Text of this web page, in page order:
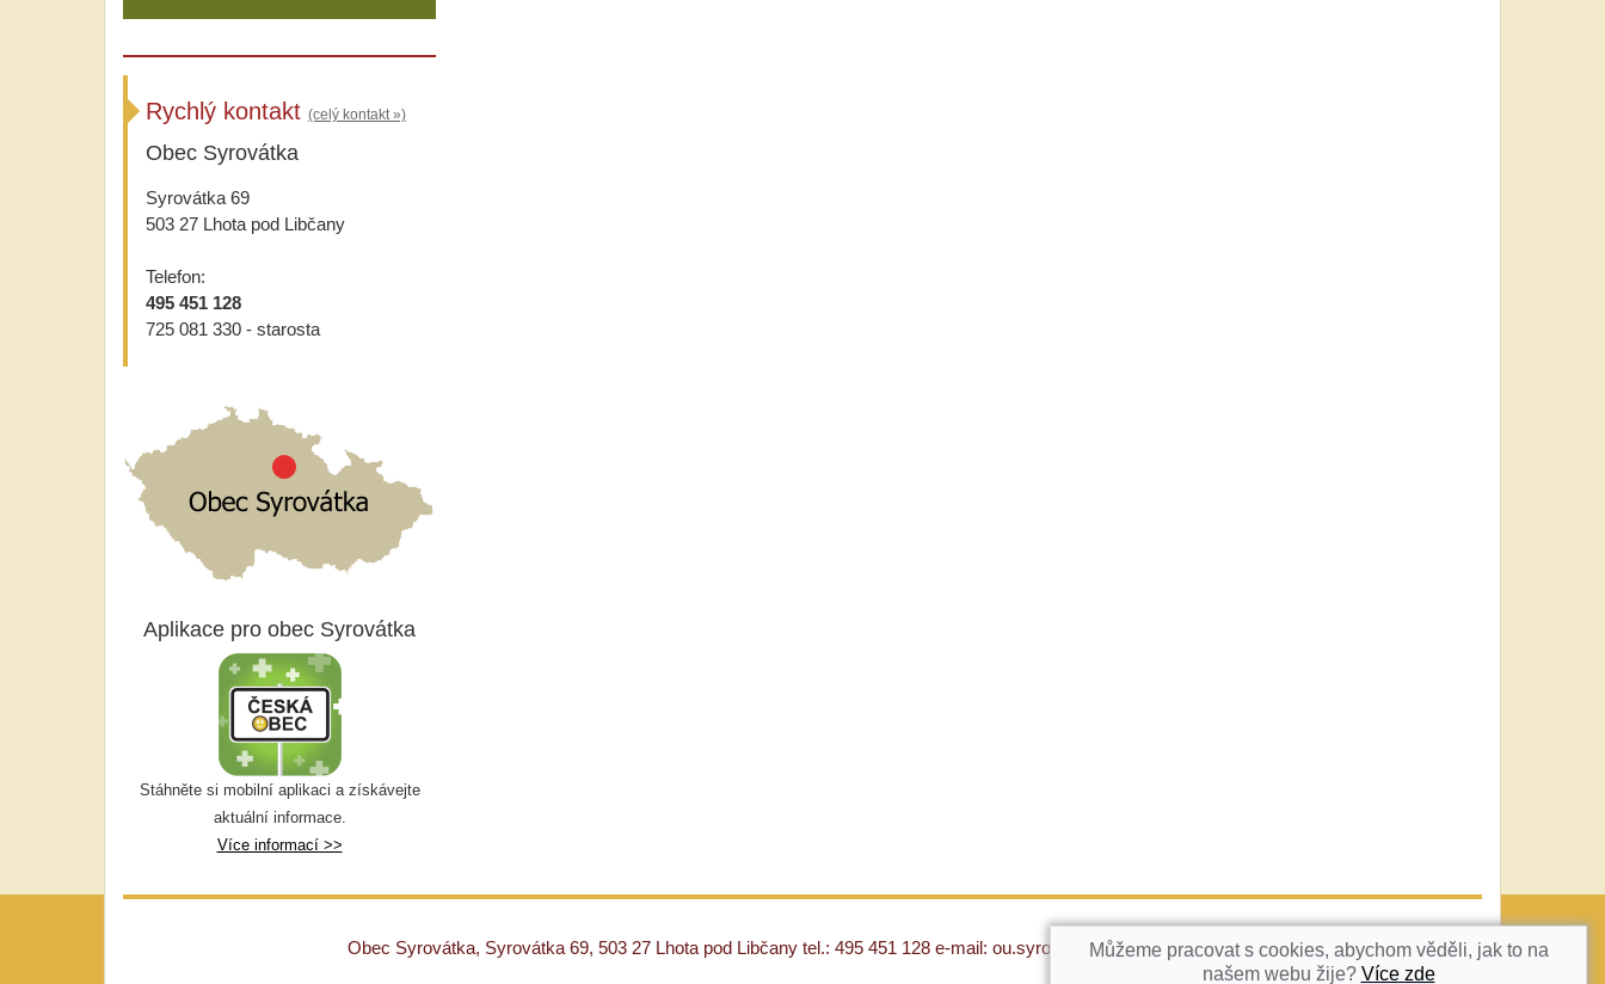
Rychlý kontakt (celý kontakt »)
Obec Syrovátka
Syrovátka 69
503 27 Lhota pod Libčany
Telefon:
495 451 128
725 081 330 - starosta
Aplikace pro obec Syrovátka
Stáhněte si mobilní aplikaci a získávejte
aktuální informace.
Více informací >>
NAHORU
Obec Syrovátka, Syrovátka 69, 503 27 Lhota pod Libčany tel.: 495 451 128 e-mail: ou.syrovatka@c-box.czMůžeme pracovat s cookies, abychom věděli, jak to na
našem webu žije? Více zde